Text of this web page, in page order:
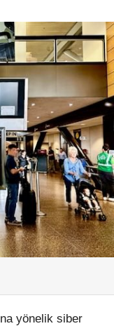
yönelik siber